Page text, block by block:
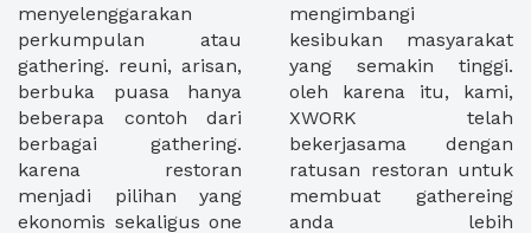
menyelenggarakan
perkumpulan atau
gathering. reuni, arisan,
berbuka puasa hanya
beberapa contoh dari
berbagai gathering.
karena restoran
menjadi pilihan yang
ekonomis sekaligus one
mengimbangi
kesibukan masyarakat
yang semakin tinggi.
oleh karena itu, kami,
XWORK telah
bekerjasama dengan
ratusan restoran untuk
membuat gathereing
anda lebih